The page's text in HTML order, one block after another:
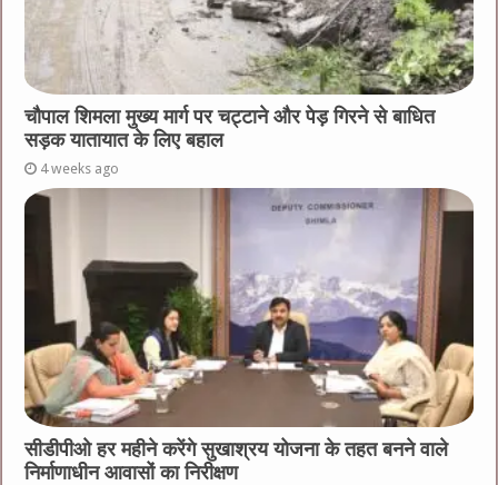
चौपाल शिमला मुख्य मार्ग पर चट्टाने और पेड़ गिरने से बाधित
सड़क यातायात के लिए बहाल
4 weeks ago
सीडीपीओ हर महीने करेंगे सुखाश्रय योजना के तहत बनने वाले
निर्माणाधीन आवासों का निरीक्षण